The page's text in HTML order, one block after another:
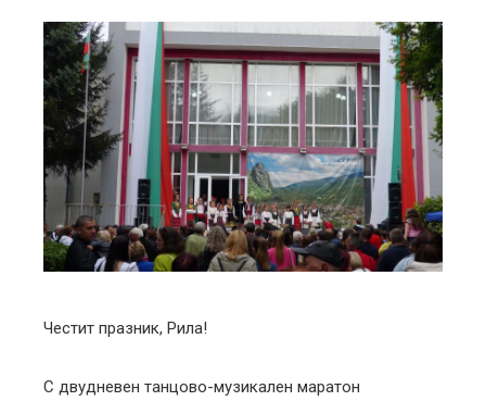
Честит празник, Рила!
С двудневен танцово-музикален маратон